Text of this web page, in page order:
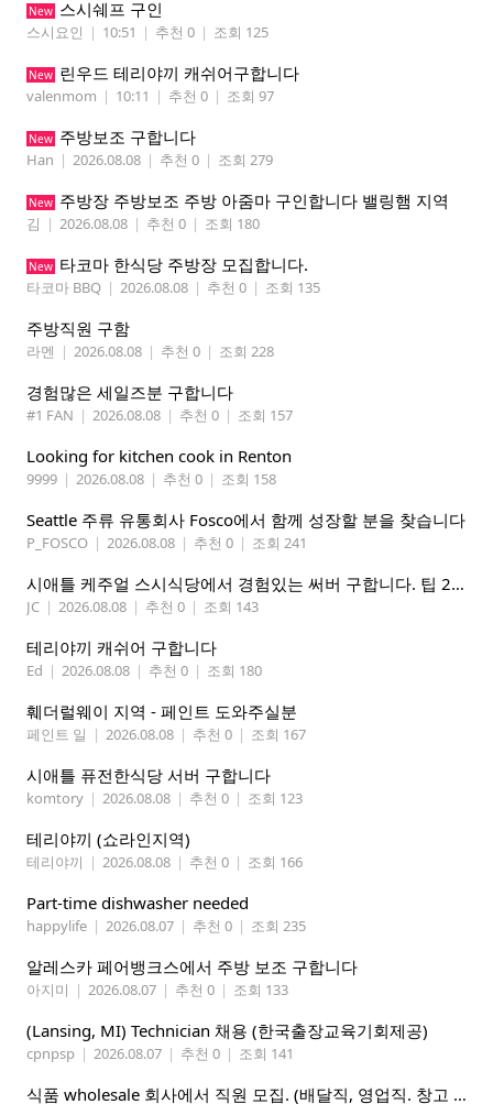
New 스시쉐프 구인
스시요인 | 10:51 | 추천 0 | 조회 125
New 린우드 테리야끼 캐쉬어구합니다
valenmom | 10:11 | 추천 0 | 조회 97
New 주방보조 구합니다
Han | 2026.08.08 | 추천 0 | 조회 279
New 주방장 주방보조 주방 아줌마 구인합니다 밸링햄 지역
김 | 2026.08.08 | 추천 0 | 조회 180
New 타코마 한식당 주방장 모집합니다.
타코마 BBQ | 2026.08.08 | 추천 0 | 조회 135
주방직원 구함
라멘 | 2026.08.08 | 추천 0 | 조회 228
경험많은 세일즈분 구합니다
#1 FAN | 2026.08.08 | 추천 0 | 조회 157
Looking for kitchen cook in Renton
9999 | 2026.08.08 | 추천 0 | 조회 158
Seattle 주류 유통회사 Fosco에서 함께 성장할 분을 찾습니다
P_FOSCO | 2026.08.08 | 추천 0 | 조회 241
시애틀 케주얼 스시식당에서 경험있는 써버 구합니다. 팁 200 이상
JC | 2026.08.08 | 추천 0 | 조회 143
테리야끼 캐쉬어 구합니다
Ed | 2026.08.08 | 추천 0 | 조회 180
훼더럴웨이 지역 - 페인트 도와주실분
페인트 일 | 2026.08.08 | 추천 0 | 조회 167
시애틀 퓨전한식당 서버 구합니다
komtory | 2026.08.08 | 추천 0 | 조회 123
테리야끼 (쇼라인지역)
테리야끼 | 2026.08.08 | 추천 0 | 조회 166
Part-time dishwasher needed
happylife | 2026.08.07 | 추천 0 | 조회 235
알레스카 페어뱅크스에서 주방 보조 구합니다
아지미 | 2026.08.07 | 추천 0 | 조회 133
(Lansing, MI) Technician 채용 (한국출장교육기회제공)
cpnpsp | 2026.08.07 | 추천 0 | 조회 141
식품 wholesale 회사에서 직원 모집. (배달직, 영업직. 창고 관리직)